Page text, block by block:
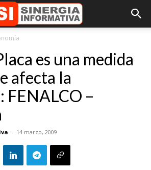
es una medida
afecta la
FENALCO –
- 14 marzo, 2009